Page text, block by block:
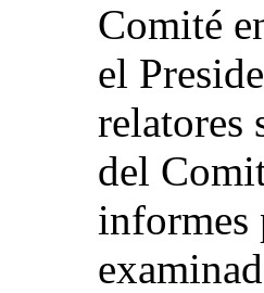
Comité
el
relatores
del
informes